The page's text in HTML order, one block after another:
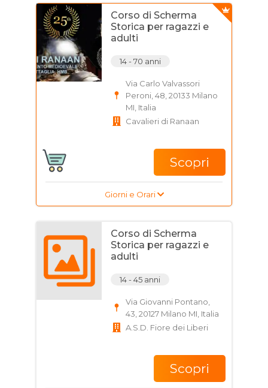
Corso di Scherma
Storica per ragazzi e
adulti
14 - 70 anni
Via Carlo Valvassori
Peroni, 48, 20133 Milano
MI, Italia
Cavalieri di Ranaan
Scopri
Giorni e Orari
Corso di Scherma
Storica per ragazzi e
adulti
14 - 45 anni
Via Giovanni Pontano,
43, 20127 Milano MI, Italia
A.S.D. Fiore dei Liberi
Scopri